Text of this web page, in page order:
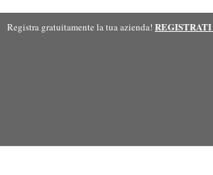
Registra gratuitamente la tua azienda!